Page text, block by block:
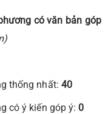
có văn bản góp
thống nhất: 40
có ý kiến góp ý: 0